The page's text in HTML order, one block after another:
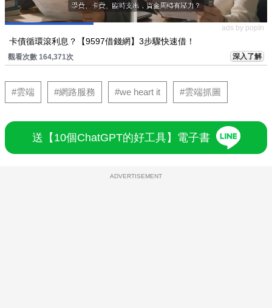
ads by popIn
卡債循環滾利息？【9597借錢網】3步驟快速借！
觀看次數 164,371次 深入了解
#雲端 #網路服務 #we heart it #雲端抓圖
送【10個ChatGPT的好工具】電子書
ADVERTISEMENT